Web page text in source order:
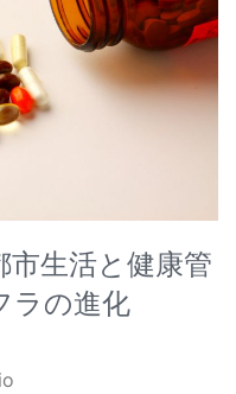
市生活と健康管
ラの進化